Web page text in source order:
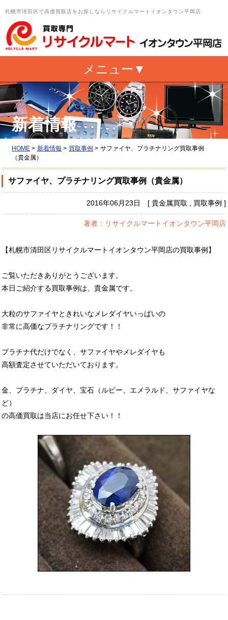
札幌市清田区で高価買取店をお探しならリサイクルマートイオンタウン平岡店
新着情報
HOME > 新着情報 > 買取事例 > サファイヤ、プラチナリング買取事例
（貴金属）
サファイヤ、プラチナリング買取事例（貴金属）
2016年06月23日 [ 貴金属買取 , 買取事例 ]
著者：リサイクルマートイオンタウン平岡店
【札幌市清田区リサイクルマートイオンタウン平岡店の買取事例】
ご覧いただきありがとうございます。
本日ご紹介する買取事例は、貴金属です。
大粒のサファイヤときれいなメレダイヤいっぱいの
非常に高価なプラチナリングです！！
プラチナ代だけでなく、サファイヤやメレダイヤも
高額査定させていただいております。
金、プラチナ、ダイヤ、宝石（ルビー、エメラルド、サファイヤな
ど）
の高価買取は当店にお任せ下さい！！